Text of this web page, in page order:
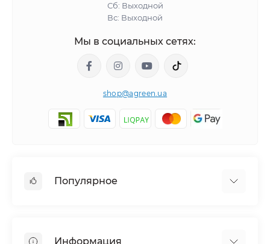
Сб: Выходной
Вс: Выходной
Мы в социальных сетях:
shop@agreen.ua
Популярное
Информация